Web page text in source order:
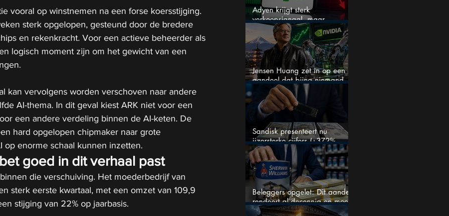
vooral op winstnemen na een forse koersstijging.
sterk opgelopen, gesteund door de bredere
en rekenkracht. Voor een actieve beheerder als
logisch moment zijn om het gewicht van een
kan vervolgens worden verschoven naar andere
AI-thema. In dit geval kiest ARK niet voor een
een andere verdeling binnen de AI-keten. De
hard opgelopen chipmaker naar grote
op enorme schaal kunnen inzetten.
goed in dit verhaal past
die verschuiving. Het moederbedrijf van
sterk eerste kwartaal, met een omzet van 109,9
stijging van 22% op jaarbasis.
Adyen krijgt sterk
verkoopsignaal, maar
analisten zien juist een
koopkans
Jensen Huang zet in op een
aandeel dat bijna niemand
Sandisk presenteert nu
ijzersterke cijfers (+372%
omzetgroei), toch zakt het
aandeel weg
Beleggers opgelet: Dit aandeel
rendeert al decennia en moet
op je watchlist staan!